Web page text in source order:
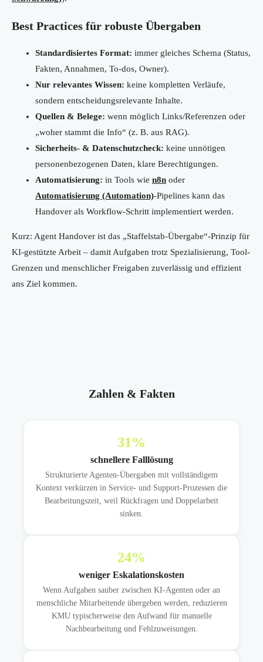
Best Practices für robuste Übergaben
Standardisiertes Format: immer gleiches Schema (Status,
Fakten, Annahmen, To-dos, Owner).
Nur relevantes Wissen: keine kompletten Verläufe,
sondern entscheidungsrelevante Inhalte.
Quellen & Belege: wenn möglich Links/Referenzen oder
„woher stammt die Info“ (z. B. aus RAG).
Sicherheits- & Datenschutzcheck: keine unnötigen
personenbezogenen Daten, klare Berechtigungen.
Automatisierung: in Tools wie n8n oder
Automatisierung (Automation)-Pipelines kann das
Handover als Workflow-Schritt implementiert werden.
Kurz: Agent Handover ist das „Staffelstab-Übergabe“-Prinzip für
KI-gestützte Arbeit – damit Aufgaben trotz Spezialisierung, Tool-
Grenzen und menschlicher Freigaben zuverlässig und effizient
ans Ziel kommen.
Zahlen & Fakten
31%
schnellere Falllösung
Strukturierte Agenten-Übergaben mit vollständigem
Kontext verkürzen in Service- und Support-Prozessen die
Bearbeitungszeit, weil Rückfragen und Doppelarbeit
sinken.
24%
weniger Eskalationskosten
Wenn Aufgaben sauber zwischen KI-Agenten oder an
menschliche Mitarbeitende übergeben werden, reduzieren
KMU typischerweise den Aufwand für manuelle
Nachbearbeitung und Fehlzuweisungen.